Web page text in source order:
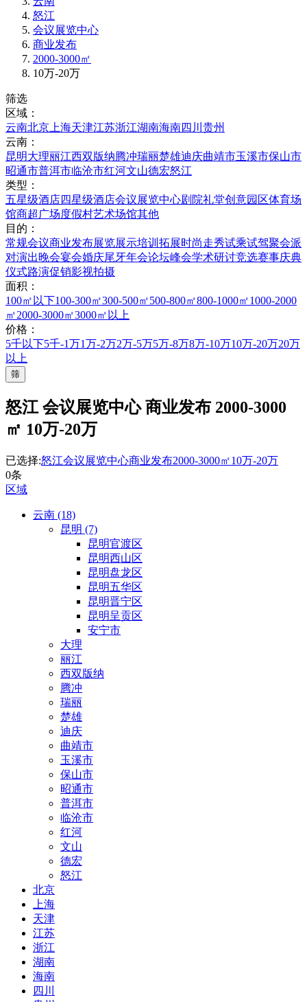
怒江
会议展览中心
商业发布
2000-3000㎡
10万-20万
筛选
区域：
云南北京 上海天津江苏浙江湖南海南四川 贵州
云南：
昆明大理丽江西双版纳腾冲瑞丽楚雄迪庆曲靖市玉溪市保山市
昭通市普洱市临沧市红河文山德宏怒江
类型：
五星级酒店四星级酒店会议展览中心剧院礼堂创意园区体育场
馆商超广场度假村艺术场馆其他
目的：
常规会议商业发布展览展示培训拓展时尚走秀试乘试驾聚会派
对演出晚会宴会婚庆尾牙年会论坛峰会学术研讨竞选赛事庆典
仪式路演促销影视拍摄
面积：
100㎡以下100-300㎡300-500㎡500-800㎡800-1000㎡1000-2000
㎡2000-3000㎡3000㎡以上
价格：
5千以下5千-1万1万-2万2万-5万5万-8万8万-10万10万-20万20万
以上
筛
怒江 会议展览中心 商业发布 2000-3000
㎡ 10万-20万
已选择:怒江会议展览中心商业发布2000-3000㎡10万-20万
0条
区域
云南 (18)
昆明 (7)
昆明官渡区
昆明西山区
昆明盘龙区
昆明五华区
昆明晋宁区
昆明呈贡区
安宁市
大理
丽江
西双版纳
腾冲
瑞丽
楚雄
迪庆
曲靖市
玉溪市
保山市
昭通市
普洱市
临沧市
红河
文山
德宏
怒江
北京
上海
天津
江苏
浙江
湖南
海南
四川